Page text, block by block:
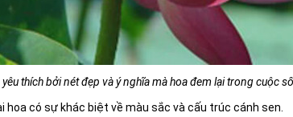
thích bởi nét đẹp và ý nghĩa mà hoa đem lại trong cuộc
hoa có sự khác biệt về màu sắc và cấu trúc cánh sen.